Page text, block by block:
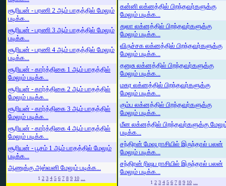
சூரியன் - பரணி 2 ஆம் பாதத்தில் மேலும்
படிக்க...
சூரியன் - பரணி 3 ஆம் பாதத்தில் மேலும்
படிக்க...
சூரியன் - பரணி 4 ஆம் பாதத்தில் மேலும்
படிக்க...
சூரியன் - கார்த்திகை 1 ஆம் பாதத்தில்
மேலும் படிக்க...
சூரியன் - கார்த்திகை 2 ஆம் பாதத்தில்
மேலும் படிக்க...
சூரியன் - கார்த்திகை 3 ஆம் பாதத்தில்
மேலும் படிக்க...
சூரியன் - கார்த்திகை 4 ஆம் பாதத்தில்
மேலும் படிக்க...
சூரியன் - பூசம் 1 ஆம் பாதத்தில் மேலும்
படிக்க...
ஆணுக்கு அஸ்வனி மேலும் படிக்க...
1 2 3 4 5 6 7 8 9 10 ...
கன்னி லக்னத்தில் பிறந்தவர்களுக்கு
மேலும் படிக்க...
துலா லக்னத்தில் பிறந்தவர்களுக்கு
மேலும் படிக்க...
விருச்சக லக்னத்தில் பிறந்தவர்களுக்கு
மேலும் படிக்க...
தனுசு லக்னத்தில் பிறந்தவர்களுக்கு
மேலும் படிக்க...
மகர லக்னத்தில் பிறந்தவர்களுக்கு
மேலும் படிக்க...
கும்ப லக்னத்தில் பிறந்தவர்களுக்கு
மேலும் படிக்க...
மீன லக்னத்தில் பிறந்தவர்களுக்கு
படிக்க...
சந்திரன் மேஷ ராசியில் இருந்தால் பலன்
மேலும் படிக்க...
சந்திரன் ரிஷப ராசியில் இருந்தால் பலன்
மேலும் படிக்க...
1 2 3 4 5 6 7 8 9 10 ...